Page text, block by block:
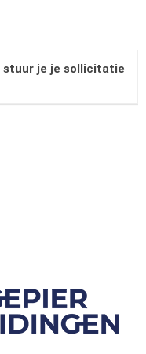
stuur je je sollicitatie